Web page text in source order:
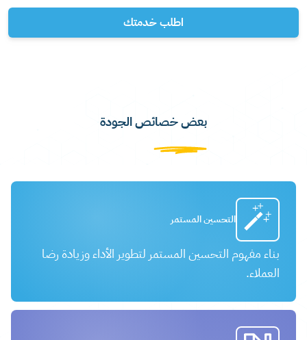
اطلب خدمتك
بعض خصائص الجودة
التحسين المستمر
بناء مفهوم التحسين المستمر لتطوير الأداء وزيادة رضا
العملاء.